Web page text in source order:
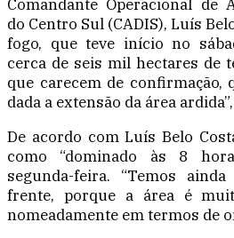
Comandante Operacional de
do Centro Sul (CADIS), Luís
fogo, que teve início no
cerca de seis mil hectares de
que carecem de confirmação,
dada a extensão da área
De acordo com Luís Belo
como “dominado às 8
segunda-feira. “Temos
frente, porque a área é
nomeadamente em termos de